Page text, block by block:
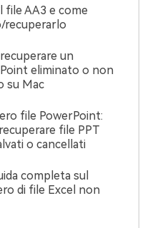
file AA3 e come
recuperarlo
un
eliminato o non
su Mac
file PowerPoint:
file PPT
o cancellati
completa sul
di file Excel non